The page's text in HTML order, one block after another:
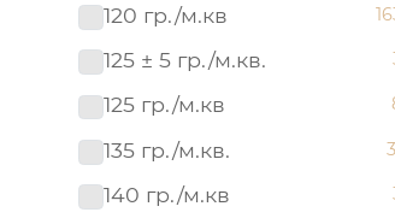
Наволочка: 2 шт.- 50*70
Наволочка: 2 шт.- 70*70
Пододеяльник (молния):
Пододеяльник (молния):
1 шт. - 215*175
120 гр./м.кв
125 ± 5 гр./м.кв.
125 гр./м.кв
135 гр./м.кв.
140 гр./м.кв